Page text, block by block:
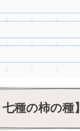
種の柿の種】